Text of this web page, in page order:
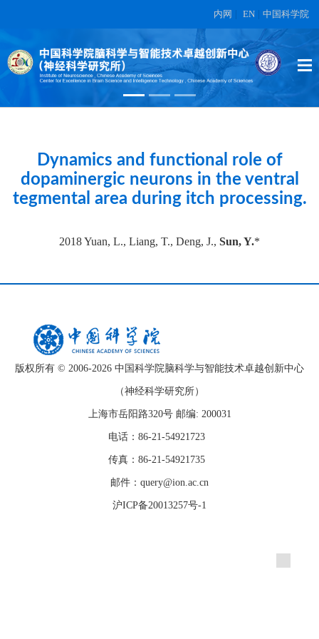
内网 EN 中国科学院
High-dimensional topographic
organization of visual features in the
primate temporal lobe.
在另外数据表中
Dynamics and functional role of
dopaminergic neurons in the ventral
tegmental area during itch processing.
2018 Yuan, L., Liang, T., Deng, J., Sun, Y.*
版权所有 © 2006-2026 中国科学院脑科学与智能技术卓越创新中心
（神经科学研究所）
上海市岳阳路320号 邮编: 200031
电话：86-21-54921723
传真：86-21-54921735
邮件：query@ion.ac.cn
沪ICP备20013257号-1